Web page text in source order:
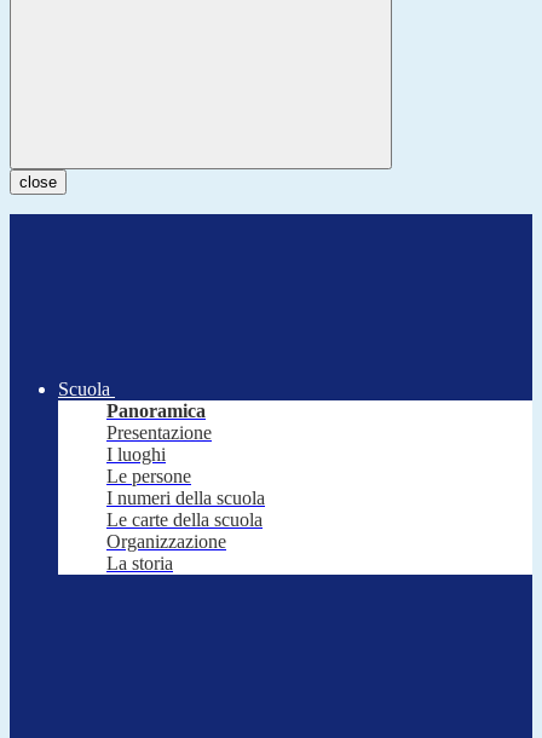
close
Scuola
Panoramica
Presentazione
I luoghi
Le persone
I numeri della scuola
Le carte della scuola
Organizzazione
La storia